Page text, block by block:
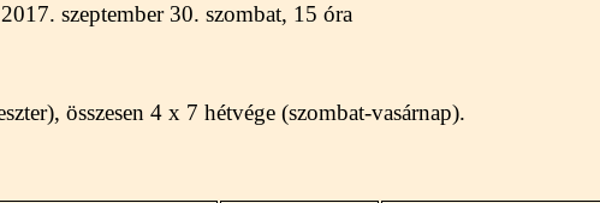
2017. szeptember 30. szombat, 15 óra
összesen 4 x 7 hétvége (szombat-vasárnap).